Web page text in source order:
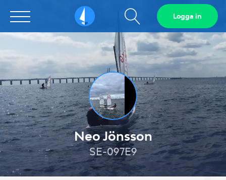
Sailarena Visa
sökfält
Logga in
Neo Jönsson
SE-097E9